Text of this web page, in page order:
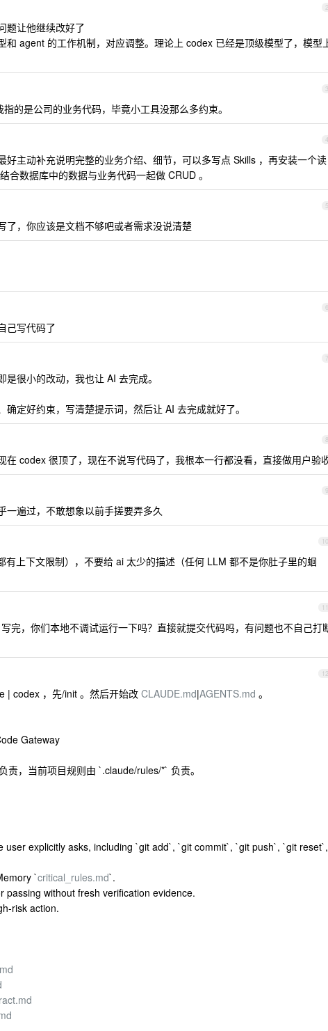
2
题让他继续改好了
和 agent 的工作机制，对应调整。理论上 codex 已经是顶级模型了，模型
3
的是公司的业务代码，毕竟小工具没那么多约束。
4
好主动补充说明完整的业务介绍、细节，可以多写点 Skills ，再安装一个读
合数据库中的数据与业务代码一起做 CRUD 。
5
了，你应该是文档不够吧或者需求没说清楚
6
己写代码了
7
很小的改动，我也让 AI 去完成。
定好约束，写清楚提示词，然后让 AI 去完成就好了。
8
在 codex 很顶了，现在不说写代码了，我根本一行都没看，直接做用户验
9
一遍过，不敢想象以前手搓要弄多久
10
上下文限制），不要给 ai 太少的描述（任何 LLM 都不是你肚子里的蛔
11
完，你们本地不调试运行一下吗？直接就提交代码吗，有问题也不自己打
12
| codex ，先/init 。然后开始改 CLAUDE.md|AGENTS.md 。
Gateway
责，当前项目规则由 `.claude/rules/*` 负责。
user explicitly asks, including `git add`, `git commit`, `git push`, `git reset`,
`critical_rules.md`.
passing without fresh verification evidence.
risk action.